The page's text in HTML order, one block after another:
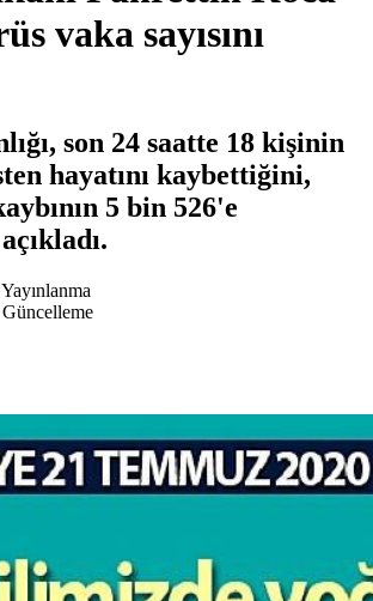
vaka sayısını
son 24 saatte 18 kişinin
hayatını kaybettiğini,
5 bin 526'e
Yayınlanma
Güncelleme